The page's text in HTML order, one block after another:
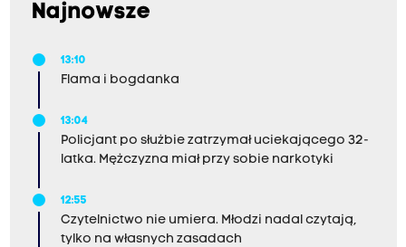
Najnowsze
13:10
Flama i bogdanka
13:04
Policjant po służbie zatrzymał uciekającego 32-
latka. Mężczyzna miał przy sobie narkotyki
12:55
Czytelnictwo nie umiera. Młodzi nadal czytają,
tylko na własnych zasadach